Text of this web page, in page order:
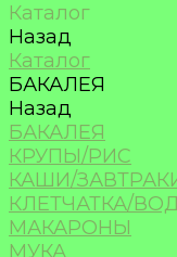
Каталог
Назад
Каталог
БАКАЛЕЯ
Назад
БАКАЛЕЯ
КРУПЫ/РИС
КАШИ/
КЛЕТЧАТКА/
МАКАРОНЫ
МУКА